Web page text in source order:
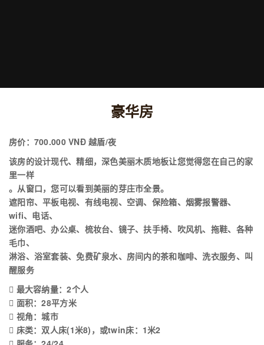
豪华房
房价：700.000 VNĐ 越盾/夜
该房的设计现代、精细，深色美丽木质地板让您觉得您在自己的家
里一样
。从窗口，您可以看到美丽的芽庄市全景。
遮阳帘、平板电视、有线电视、空调、保险箱、烟雾报警器、
wifi、电话、
迷你酒吧、办公桌、梳妆台、镜子、扶手椅、吹风机、拖鞋、各种
毛巾、
淋浴、浴室套装、免费矿泉水、房间内的茶和咖啡、洗衣服务、叫
醒服务
 最大容纳量：2个人
 面积：28平方米
 视角：城市
 床类：双人床(1米8)，或twin床：1米2